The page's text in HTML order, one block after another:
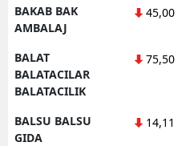
BAKAB BAK
AMBALAJ
45,00
BALAT
BALATACILAR
BALATACILIK
75,50
BALSU BALSU
GIDA
14,11